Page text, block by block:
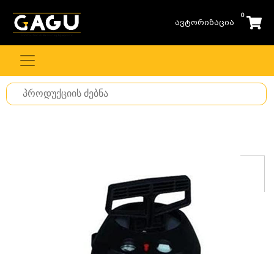
ავტორიზაცია
0
Search
for